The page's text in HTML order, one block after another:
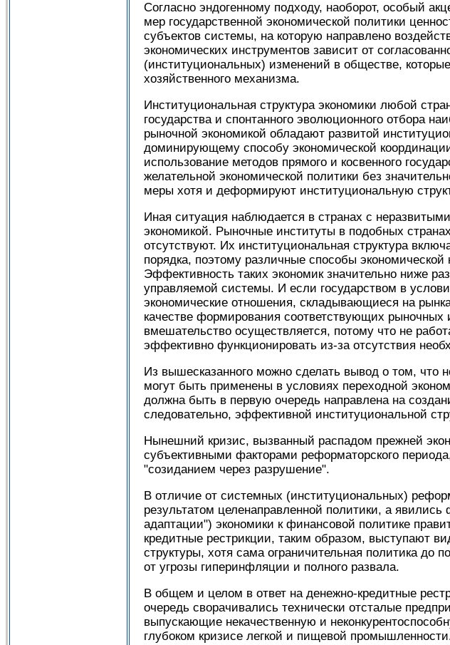
Согласно эндогенному подходу, наоборот, особый
мер государственной экономической политики
субъектов системы, на которую направлено
экономических инструментов зависит от
(институциональных) изменений в обществе,
хозяйственного механизма.
Институциональная структура экономики любой
государства и спонтанного эволюционного отбора
рыночной экономикой обладают развитой
доминирующему способу экономической
использование методов прямого и косвенного
желательной экономической политики без
меры хотя и деформируют институциональную
Иная ситуация наблюдается в странах с
экономикой. Рыночные институты в подобных
отсутствуют. Их институциональная структура
порядка, поэтому различные способы
Эффективность таких экономик значительно ниже
управляемой системы. И если государством в
экономические отношения, складывающиеся на
качестве формирования соответствующих рыночных
вмешательство осуществляется, потому что не
эффективно функционировать из-за отсутствия
Из вышесказанного можно сделать вывод о том, что
могут быть применены в условиях переходной
должна быть в первую очередь направлена на
следовательно, эффективной институциональной
Нынешний кризис, вызванный распадом прежней
субъективными факторами реформаторского
"созиданием через разрушение".
В отличие от системных (институциональных)
результатом целенаправленной политики, а
адаптации") экономики к финансовой политике
кредитные рестрикции, таким образом, выступают
структуры, хотя сама ограничительная политика
от угрозы гиперинфляции и полного развала.
В общем и целом в ответ на денежно-кредитные
очередь сворачивались технически отсталые
выпускающие некачественную и
глубоком кризисе легкой и пищевой